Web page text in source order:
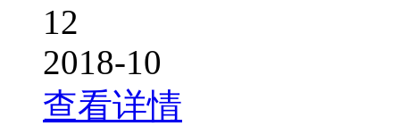
12
2018-10
查看详情